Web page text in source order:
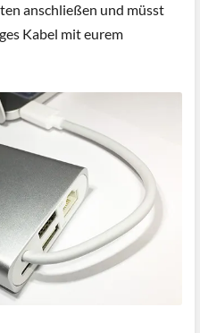
anschließen und müsst
Kabel mit eurem